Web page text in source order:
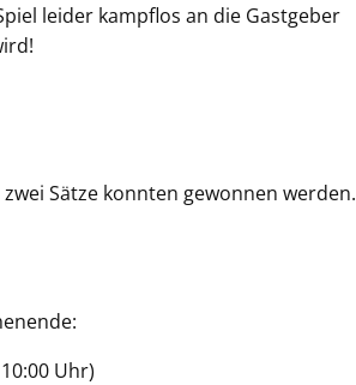
leider kampflos an die Gastgeber
Sätze konnten gewonnen werden.
Uhr)